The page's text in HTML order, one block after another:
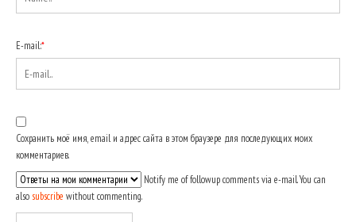
E-mail:*
Сохранить моё имя, email и адрес сайта в этом браузере для последующих моих
комментариев.
Notify me of followup comments via e-mail. You can
also subscribe without commenting.